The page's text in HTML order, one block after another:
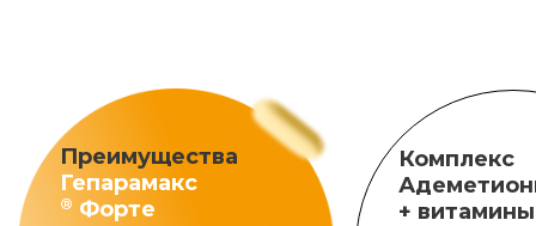
Преимущества
Гепарамакс
® Форте
Комплекс
+